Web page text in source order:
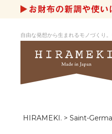
自由な発想から生まれるモノづくり
HIRAMEKI. Saint-